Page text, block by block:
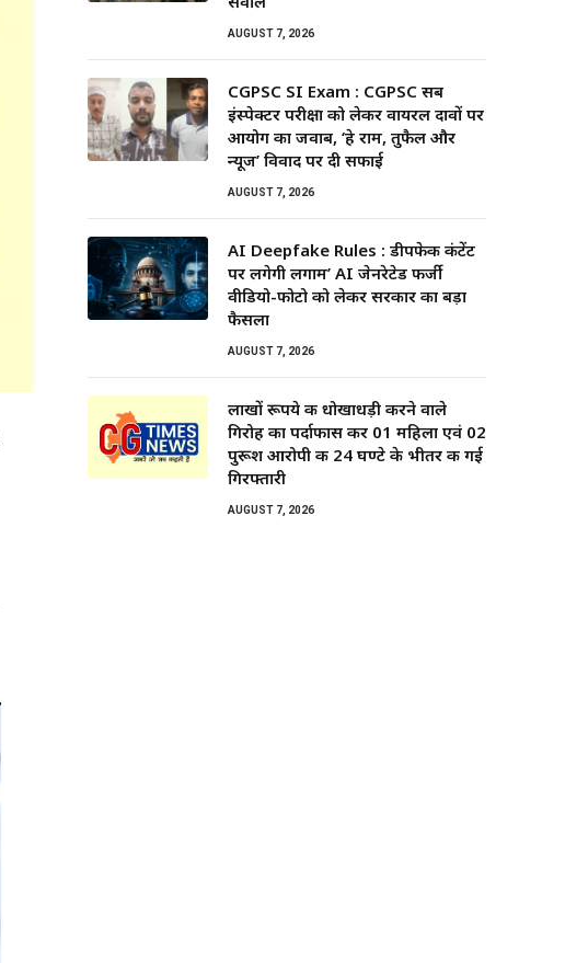
AUGUST 7, 2026
CGPSC SI Exam : CGPSC सब
इंस्पेक्टर परीक्षा को लेकर वायरल दावों पर
आयोग का जवाब, ‘हे राम, तुफैल और
न्यूज’ विवाद पर दी सफाई
AUGUST 7, 2026
AI Deepfake Rules : डीपफेक कंटेंट
पर लगेगी लगाम’ AI जेनरेटेड फर्जी
वीडियो-फोटो को लेकर सरकार का बड़ा
फैसला
AUGUST 7, 2026
लाखों रूपये की धोखाधड़ी करने वाले
गिरोह का पर्दाफास कर 01 महिला एवं 02
पुरूश आरोपी की 24 घण्टे के भीतर की गई
गिरफ्तारी
AUGUST 7, 2026